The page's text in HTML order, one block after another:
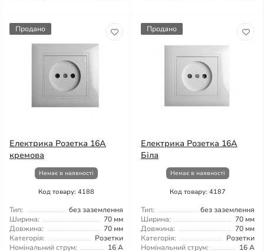
Продано
Електрика Розетка 16А
кремова
Немає в наявності
Код товару: 4188
Тип:
без заземлення
Ширина:
70 мм
Довжина:
70 мм
Категорія:
Розетки
Номінальний струм:
16 А
Продано
Електрика Розетка 16А
Біла
Немає в наявності
Код товару: 4187
Тип:
без заземлення
Ширина:
70 мм
Довжина:
70 мм
Категорія:
Розетки
Номінальний струм:
16 А